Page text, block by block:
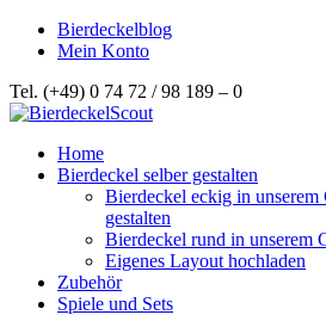
Bierdeckelblog
Mein Konto
Tel. (+49) 0 74 72 / 98 189 – 0
Home
Bierdeckel selber gestalten
Bierdeckel eckig in
gestalten
Bierdeckel rund in unserem
Eigenes Layout hochladen
Zubehör
Spiele und Sets